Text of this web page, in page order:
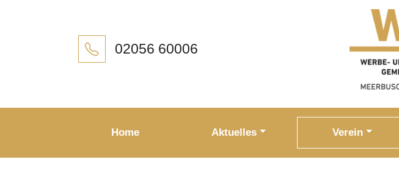
02056 60006
Home Aktuelles Verein